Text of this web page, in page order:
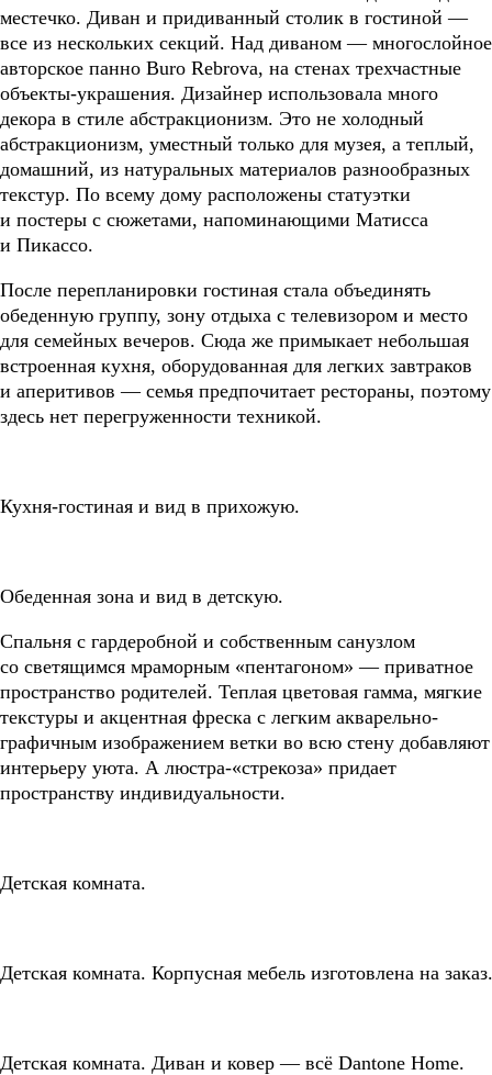
местечко. Диван и придиванный столик в гостиной —
все из нескольких секций. Над диваном — многослойное
авторское панно Buro Rebrova, на стенах трехчастные
объекты-украшения. Дизайнер использовала много
декора в стиле абстракционизм. Это не холодный
абстракционизм, уместный только для музея, а теплый,
домашний, из натуральных материалов разнообразных
текстур. По всему дому расположены статуэтки
и постеры с сюжетами, напоминающими Матисса
и Пикассо.
После перепланировки гостиная стала объединять
обеденную группу, зону отдыха с телевизором и место
для семейных вечеров. Сюда же примыкает небольшая
встроенная кухня, оборудованная для легких завтраков
и аперитивов — семья предпочитает рестораны, поэтому
здесь нет перегруженности техникой.
Кухня-гостиная и вид в прихожую.
Обеденная зона и вид в детскую.
Спальня с гардеробной и собственным санузлом
со светящимся мраморным «пентагоном» — приватное
пространство родителей. Теплая цветовая гамма, мягкие
текстуры и акцентная фреска с легким акварельно-
графичным изображением ветки во всю стену добавляют
интерьеру уюта. А люстра-«стрекоза» придает
пространству индивидуальности.
Детская комната.
Детская комната. Корпусная мебель изготовлена на заказ.
Детская комната. Диван и ковер— всё Dantone Home.